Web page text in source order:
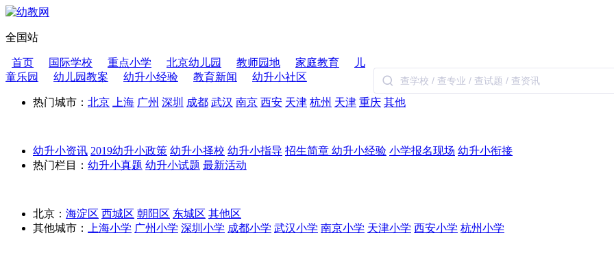
全国站
首页 国际学校 重点小学 北京幼儿园 教师园地 家庭教育
儿
童乐园
幼儿园教案 幼升小经验 教育新闻 幼升小社区
热门城市： 北京 上海 广州 深圳 成都 武汉 南京 西安 天津 杭州 天津 重庆 其他
幼升小资讯 2019幼升小政策 幼升小择校 幼升小指导 招生简章 幼升小经验 小学报名现场 幼升小衔接
热门栏目： 幼升小真题 幼升小试题 最新活动
北京： 海淀区 西城区 朝阳区 东城区 其他区
其他城市：
上海小学 广州小学 深圳小学 成都小学 武汉小学 南京小学 天津小学 西安小学 杭州小学